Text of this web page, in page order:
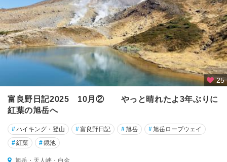
谷
離
島
（
・
利
尻
礼
文
）
25
富良野日記2025 10月② やっと晴れたよ3年ぶりに
紅葉の旭岳へ
#ハイキング・登山 #富良野日記 #旭岳 #旭岳ロープウェイ
#紅葉 #鏡池